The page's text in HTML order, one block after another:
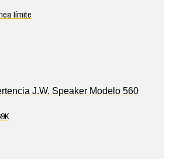
límite
J.W. Speaker Modelo 560